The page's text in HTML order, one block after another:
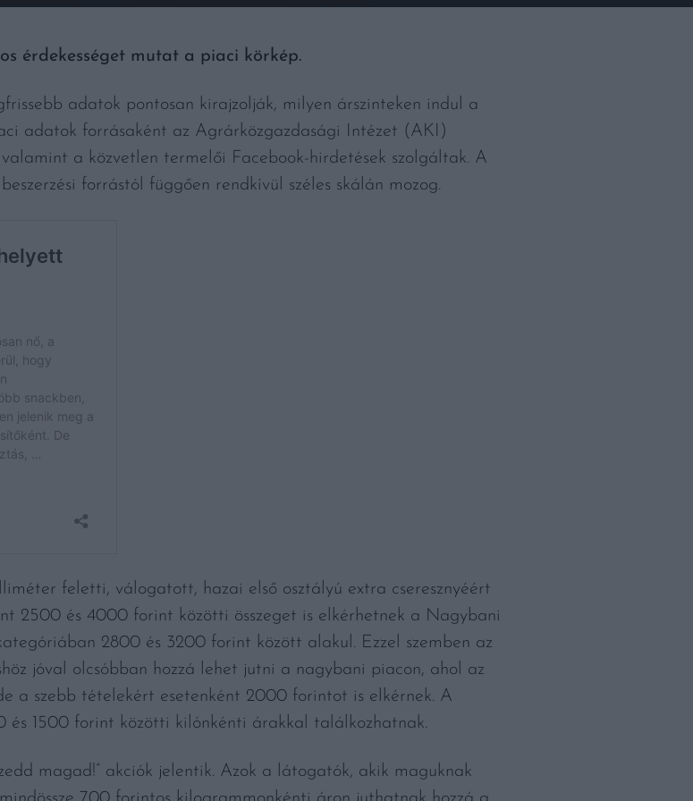
érdekességet mutat a piaci körkép.
adatok pontosan kirajzolják, milyen árszinteken indul a
adatok forrásaként az Agrárközgazdasági Intézet (AKI)
a közvetlen termelői Facebook-hirdetések szolgáltak. A
forrástól függően rendkívül széles skálán mozog.
feletti, válogatott, hazai első osztályú extra cseresznyéért
2500 és 4000 forint közötti összeget is elkérhetnek a Nagybani
2800 és 3200 forint között alakul. Ezzel szemben az
jóval olcsóbban hozzá lehet jutni a nagybani piacon, ahol az
a szebb tételekért esetenként 2000 forintot is elkérnek. A
és 1500 forint közötti kilónkénti árakkal találkozhatnak.
magad!” akciók jelentik. Azok a látogatók, akik maguknak